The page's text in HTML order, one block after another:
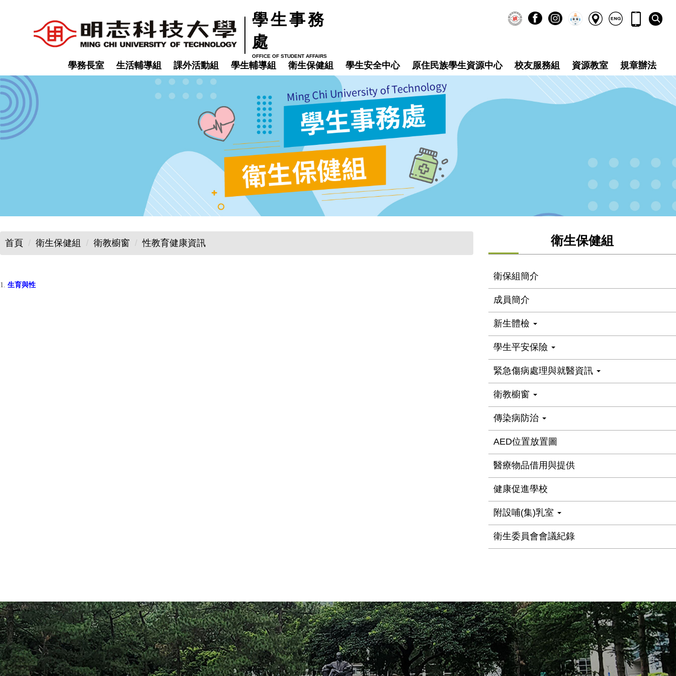
容
區
學生事務
處
OFFICE OF STUDENT AFFAIRS
學務長室 生活輔導組 課外活動組 學生輔導組 衛生保健組 學生安全中心 原住民族學生資源中心 校友服務組 資源教室 規章辦法
首頁 衛生保健組 衛教櫥窗 性教育健康資訊
1. 生育與性
衛生保健組
衛保組簡介
成員簡介
新生體檢
學生平安保險
緊急傷病處理與就醫資訊
衛教櫥窗
傳染病防治
AED位置放置圖
醫療物品借用與提供
健康促進學校
附設哺(集)乳室
衛生委員會會議紀錄